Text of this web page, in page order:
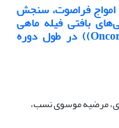
امواج فراصوت، سنجش
بافتی فیله ماهی
قزل‌آلای رنگین کمان Oncorhynchus mykiss)) در طول دوره
مرضیه موسوی نسب،